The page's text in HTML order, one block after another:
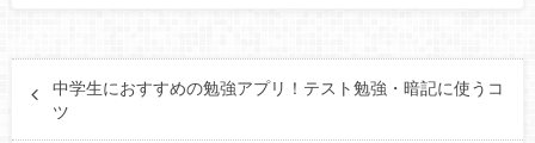
中学生におすすめの勉強アプリ！テスト勉強・暗記に使うコ
ツ